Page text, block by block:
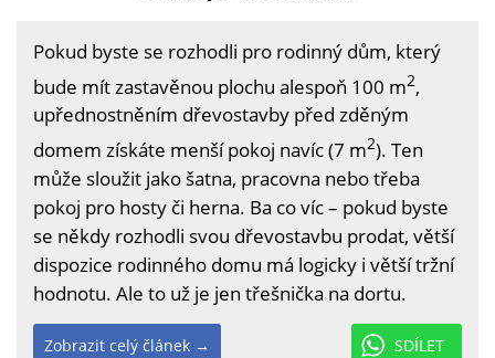
Pokud byste se rozhodli pro rodinný dům, který
bude mít zastavěnou plochu alespoň 100 m2,
upřednostněním dřevostavby před zděným
domem získáte menší pokoj navíc (7 m2). Ten
může sloužit jako šatna, pracovna nebo třeba
pokoj pro hosty či herna. Ba co víc – pokud byste
se někdy rozhodli svou dřevostavbu prodat, větší
dispozice rodinného domu má logicky i větší tržní
hodnotu. Ale to už je jen třešnička na dortu.
SDÍLET
Zobrazit celý článek →